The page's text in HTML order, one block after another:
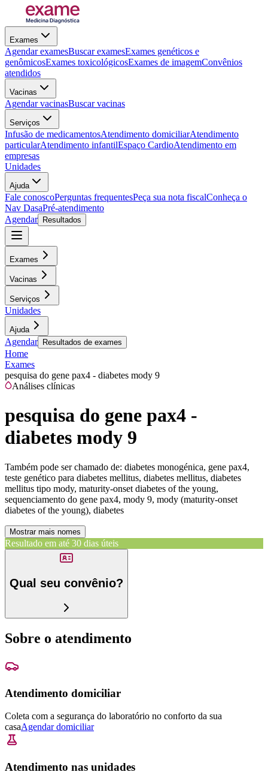
Exames
Agendar examesBuscar examesExames genéticos e
genômicosExames toxicológicosExames de imagemConvênios
atendidos
Vacinas
Agendar vacinasBuscar vacinas
Serviços
Infusão de medicamentosAtendimento domiciliarAtendimento
particularAtendimento infantilEspaço CardioAtendimento em
empresas
Unidades
Ajuda
Fale conoscoPerguntas frequentesPeça sua nota fiscalConheça o
Nav DasaPré-atendimento
Agendar
Resultados
Exames
Vacinas
Serviços
Unidades
Ajuda
Agendar Resultados de exames
Home
Exames
pesquisa do gene pax4 - diabetes mody 9
Análises clínicas
pesquisa do gene pax4 -
diabetes mody 9
Também pode ser chamado de: diabetes monogénica, gene pax4,
teste genético para diabetes mellitus, diabetes mellitus, diabetes
mellitus tipo mody, maturity-onset diabetes of the young,
sequenciamento do gene pax4, mody 9, mody (maturity-onset
diabetes of the young), diabetes
Mostrar mais nomes
Resultado em até 30 dias úteis
Qual seu convênio?
Sobre o atendimento
Atendimento domiciliar
Coleta com a segurança do laboratório no conforto da sua
casaAgendar domiciliar
Atendimento nas unidades